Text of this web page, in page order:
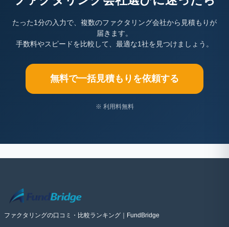
たった1分の入力で、複数のファクタリング会社から見積もりが
届きます。
手数料やスピードを比較して、最適な1社を見つけましょう。
無料で一括見積もりを依頼する
※ 利用料無料
ファクタリングの口コミ・比較ランキング｜FundBridge